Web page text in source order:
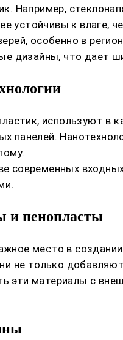
Например,
устойчивы к влаге,
особенно в
дизайны, что дает
используют
панелей.
и пенопласты
место в
не только
эти материалы с